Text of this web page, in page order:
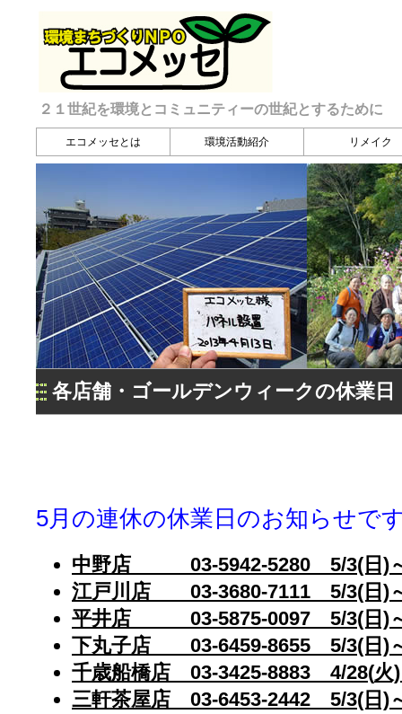
２１世紀を環境とコミュニティーの世紀とするために
エコメッセとは 環境活動紹介 リメイク
各店舗・ゴールデンウィークの休業日
5月の連休の休業日のお知らせで
中野店 03-5942-5280 5/3(日)
江戸川店 03-3680-7111 5/3(日)
平井店 03-5875-0097 5/3(日)
下丸子店 03-6459-8655 5/3(日)
千歳船橋店 03-3425-8883 4/28(火
三軒茶屋店 03-6453-2442 5/3(日)